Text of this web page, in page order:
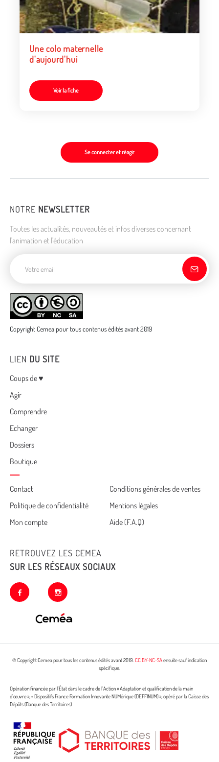
Une colo maternelle
d'aujourd'hui
Voir la fiche
Se connecter et réagir
NOTRE NEWSLETTER
Toutes les actualités, nouveautés et infos diverses concernant
l'animation et l'éducation
Copyright Cemea pour tous contenus édités avant 2019
LIEN DU SITE
Menu
Coups de ♥
Agir
Comprendre
Echanger
Dossiers
Boutique
Cemea
footer
Contact
Conditions générales de ventes
Politique de confidentialité
Mentions légales
Mon compte
Aide (F.A.Q)
RETROUVEZ LES CEMEA
SUR LES RÉSEAUX SOCIAUX
facebook instagram
© Copyright Cemea pour tous les contenus édités avant 2019.CC BY-NC-SAensuite sauf indication
spécifique.
Opération financée par l’État dans le cadre de l’Action « Adaptation et qualification de la main
d’œuvre », « Dispositifs France Formation Innovante NUMérique (DEFFINUM) », opéré par la Caisse des
Dépôts (Banque des Territoires)